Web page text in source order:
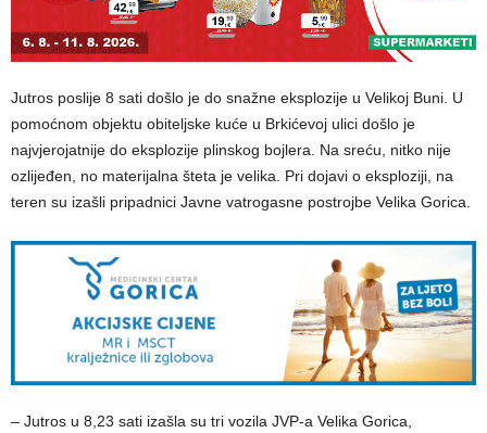
Jutros poslije 8 sati došlo je do snažne eksplozije u Velikoj Buni. U
pomoćnom objektu obiteljske kuće u Brkićevoj ulici došlo je
najvjerojatnije do eksplozije plinskog bojlera. Na sreću, nitko nije
ozlijeđen, no materijalna šteta je velika. Pri dojavi o eksploziji, na
teren su izašli pripadnici Javne vatrogasne postrojbe Velika Gorica.
– Jutros u 8,23 sati izašla su tri vozila JVP-a Velika Gorica,